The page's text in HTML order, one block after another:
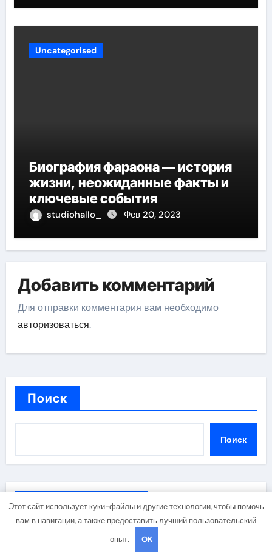
Uncategorised
Биография фараона — история
жизни, неожиданные факты и
ключевые события
studiohallo_ Фев 20, 2023
Добавить комментарий
Для отправки комментария вам необходимо
авторизоваться.
Поиск
Поиск
Последние записи
Организация доставки свежих цветов и букетов к
Этот сайт использует куки-файлы и другие технологии, чтобы помочь
вам в навигации, а также предоставить лучший пользовательский
опыт.
OK